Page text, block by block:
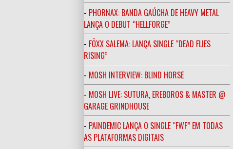
- PHORNAX: BANDA GAÚCHA DE HEAVY METAL
LANÇA O DEBUT “HELLFORGE”
- FÖXX SALEMA: LANÇA SINGLE “DEAD FLIES
RISING”
- MOSH INTERVIEW: BLIND HORSE
- MOSH LIVE: SUTURA, EREBOROS & MASTER @
GARAGE GRINDHOUSE
- PAINDEMIC LANÇA O SINGLE “FWF” EM TODAS
AS PLATAFORMAS DIGITAIS